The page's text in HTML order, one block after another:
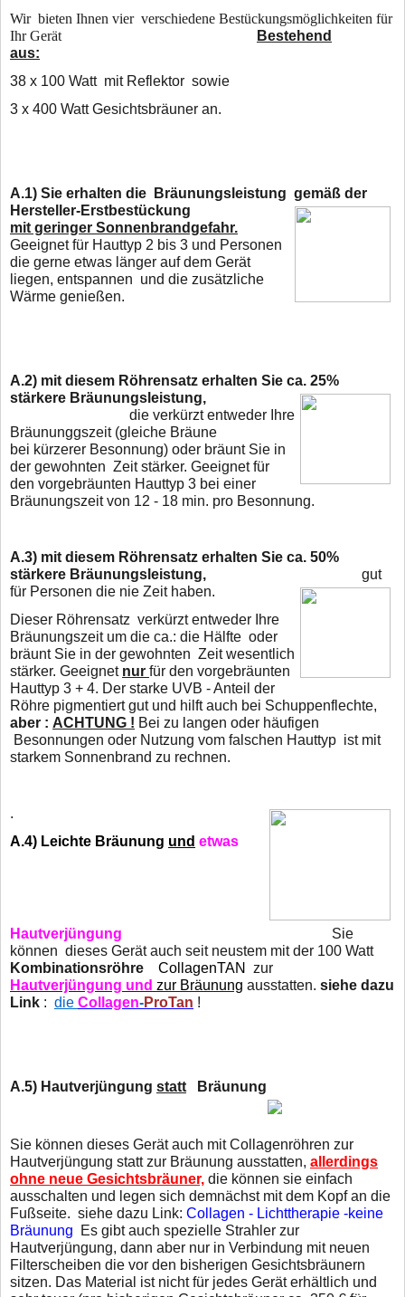
Wir bieten Ihnen vier verschiedene Bestückungsmöglichkeiten für
Ihr Gerät
Bestehend
aus:
38 x 100 Watt mit Reflektor sowie
3 x 400 Watt Gesichtsbräuner an.
A.1) Sie erhalten die Bräunungsleistung gemäß der
Hersteller-Erstbestückung
mit geringer Sonnenbrandgefahr.
Geeignet für Hauttyp 2 bis 3 und Personen
die gerne etwas länger auf dem Gerät
liegen, entspannen und die zusätzliche
Wärme genießen.
A.2) mit diesem Röhrensatz erhalten Sie ca. 25%
stärkere Bräunungsleistung,
die verkürzt entweder Ihre
Bräununggszeit (gleiche Bräune
bei kürzerer Besonnung) oder bräunt Sie in
der gewohnten Zeit stärker. Geeignet für
den vorgebräunten Hauttyp 3 bei einer
Bräunungszeit von 12 - 18 min. pro Besonnung.
A.3) mit diesem Röhrensatz erhalten Sie ca. 50%
stärkere Bräunungsleistung, gut
für Personen die nie Zeit haben.
Dieser Röhrensatz verkürzt entweder Ihre
Bräunungszeit um die ca.: die Hälfte oder
bräunt Sie in der gewohnten Zeit wesentlich
stärker. Geeignet nur für den vorgebräunten
Hauttyp 3 + 4. Der starke UVB - Anteil der
Röhre pigmentiert gut und hilft auch bei Schuppenflechte,
aber : ACHTUNG ! Bei zu langen oder häufigen
Besonnungen oder Nutzung vom falschen Hauttyp ist mit
starkem Sonnenbrand zu rechnen.
.
A.4) Leichte Bräunung und etwas
Hautverjüngung
Sie
können dieses Gerät auch seit neustem mit der 100 Watt
Kombinationsröhre
CollagenTAN
zur
Hautverjüngung und zur Bräunung ausstatten. siehe dazu
Link : die Collagen-ProTan !
A.5) Hautverjüngung statt Bräunung
Sie können dieses Gerät auch mit Collagenröhren zur
Hautverjüngung statt zur Bräunung ausstatten, allerdings
ohne neue Gesichtsbräuner, die können sie einfach
ausschalten und legen sich demnächst mit dem Kopf an die
Fußseite. siehe dazu Link: Collagen - Lichttherapie -keine
Bräunung Es gibt auch spezielle Strahler zur
Hautverjüngung, dann aber nur in Verbindung mit neuen
Filterscheiben die vor den bisherigen Gesichtsbräunern
sitzen. Das Material ist nicht für jedes Gerät erhältlich und